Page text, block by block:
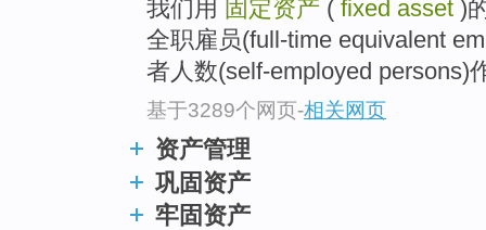
我们用 固定资产 ( fixed asset )
全职雇员(full-time equivalent
者人数(self-employed persons)
基于3289个网页-相关网页
资产管理
巩固资产
牢固资产